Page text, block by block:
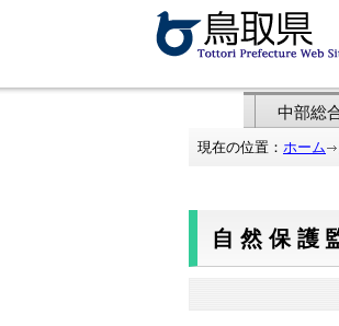
中部総
現在の位置： ホーム
自然保護